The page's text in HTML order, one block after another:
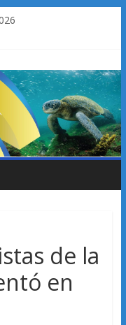
de la
en